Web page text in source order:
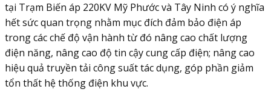
tại Trạm Biến áp 220KV Mỹ Phước và Tây Ninh có ý nghĩa
hết sức quan trọng nhằm mục đích đảm bảo điện áp
trong các chế độ vận hành từ đó nâng cao chất lượng
điện năng, nâng cao độ tin cậy cung cấp điện; nâng cao
hiệu quả truyền tải công suất tác dụng, góp phần giảm
tổn thất hệ thống điện khu vực.